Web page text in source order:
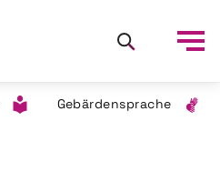
Gebärdensprache